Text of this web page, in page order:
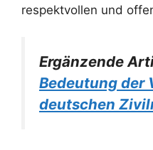
respektvollen und
Ergänzende
Bedeutung der
deutschen